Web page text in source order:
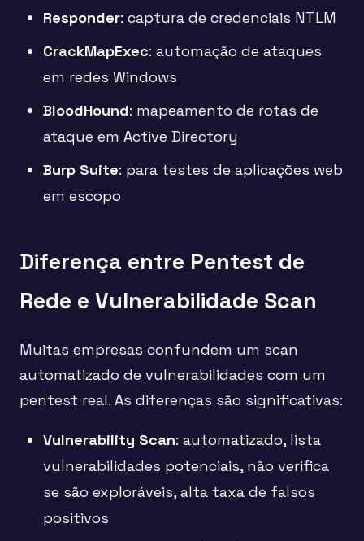
Responder: captura de credenciais NTLM
CrackMapExec: automação de ataques
em redes Windows
BloodHound: mapeamento de rotas de
ataque em Active Directory
Burp Suite: para testes de aplicações web
em escopo
Diferença entre Pentest de
Rede e Vulnerabilidade Scan
Muitas empresas confundem um scan
automatizado de vulnerabilidades com um
pentest real. As diferenças são significativas:
Vulnerability Scan: automatizado, lista
vulnerabilidades potenciais, não verifica
se são exploráveis, alta taxa de falsos
positivos